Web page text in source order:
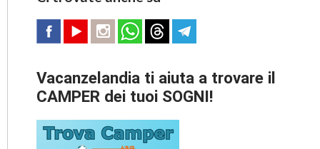
Vacanzelandia ti aiuta a trovare il
CAMPER dei tuoi SOGNI!